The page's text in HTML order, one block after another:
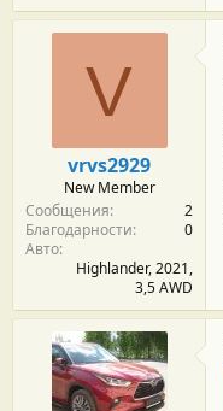
V
vrvs2929
New Member
Сообщения
2
Благодарности
0
Авто
Highlander, 2021,
3,5 AWD